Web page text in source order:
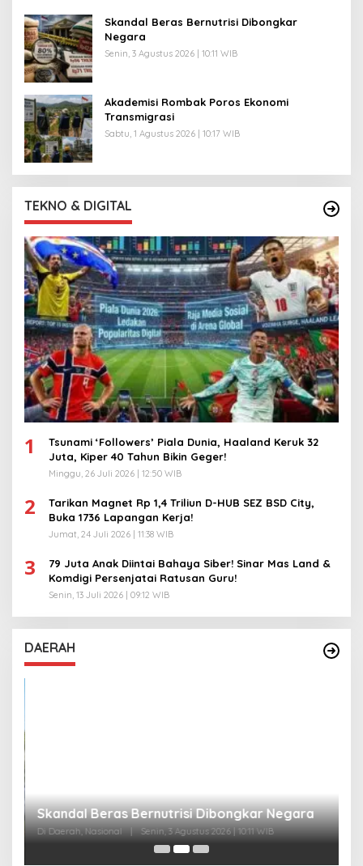
Skandal Beras Bernutrisi Dibongkar
Negara
Senin, 3 Agustus 2026 | 10:11 WIB
Akademisi Rombak Poros Ekonomi
Transmigrasi
Sabtu, 1 Agustus 2026 | 10:17 WIB
TEKNO & DIGITAL
1
Tsunami ‘Followers’ Piala Dunia, Haaland Keruk 32
Juta, Kiper 40 Tahun Bikin Geger!
Minggu, 26 Juli 2026 | 12:50 WIB
2
Tarikan Magnet Rp 1,4 Triliun D-HUB SEZ BSD City,
Buka 1736 Lapangan Kerja!
Jumat, 24 Juli 2026 | 11:38 WIB
3
79 Juta Anak Diintai Bahaya Siber! Sinar Mas Land &
Komdigi Persenjatai Ratusan Guru!
Senin, 13 Juli 2026 | 09:12 WIB
DAERAH
Skandal Beras Bernutrisi Dibongkar Negara
Di Daerah, Nasional | Senin, 3 Agustus 2026 | 10:11 WIB